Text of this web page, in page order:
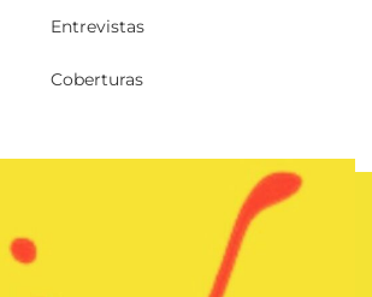
Entrevistas
Coberturas